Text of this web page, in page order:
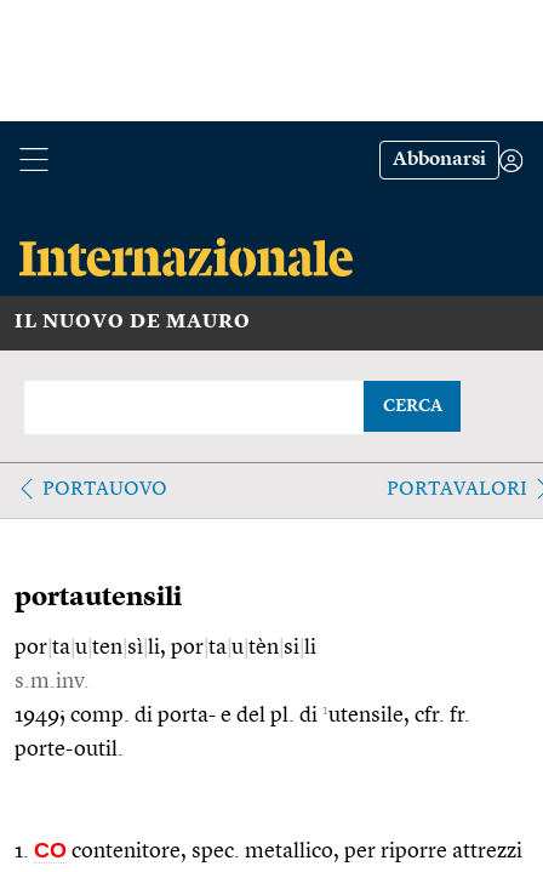
Abbonarsi
IL NUOVO DE MAURO
CERCA
PORTAUOVO PORTAVALORI
portautensili
por ta u ten sì li, por ta u tèn si li
s.m.inv.
1949; comp. di porta- e del pl. di 1utensile, cfr. fr.
porte-outil.
1. CO contenitore, spec. metallico, per riporre attrezzi